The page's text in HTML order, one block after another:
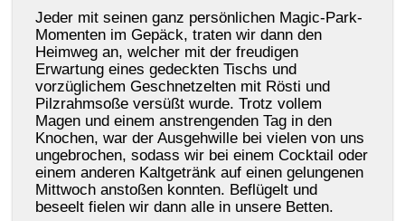
Jeder mit seinen ganz persönlichen Magic-Park-
Momenten im Gepäck, traten wir dann den
Heimweg an, welcher mit der freudigen
Erwartung eines gedeckten Tischs und
vorzüglichem Geschnetzelten mit Rösti und
Pilzrahmsoße versüßt wurde. Trotz vollem
Magen und einem anstrengenden Tag in den
Knochen, war der Ausgehwille bei vielen von uns
ungebrochen, sodass wir bei einem Cocktail oder
einem anderen Kaltgetränk auf einen gelungenen
Mittwoch anstoßen konnten. Beflügelt und
beseelt fielen wir dann alle in unsere Betten.